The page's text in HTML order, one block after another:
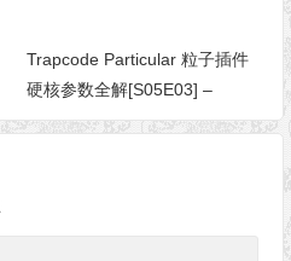
Trapcode Particular 粒子插件
硬核参数全解[S05E03] –
Meander（蜿蜒）